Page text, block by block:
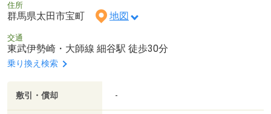
住所
群馬県太田市宝町 地図
交通
東武伊勢崎・大師線 細谷駅 徒歩30分
乗り換え検索
敷引・償却 -